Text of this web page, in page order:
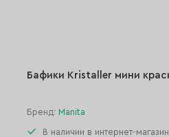
Бафики Kristaller мини
Бренд: Manita
В наличии в интернет-